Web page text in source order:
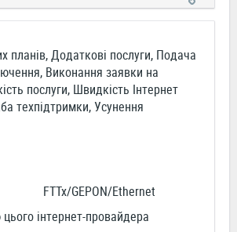
планів, Додаткові послуги, Подача
Виконання заявки на
послуги, Швидкість Інтернет
техпідтримки, Усунення
FTTx/GEPON/Ethernet
інтернет-провайдера